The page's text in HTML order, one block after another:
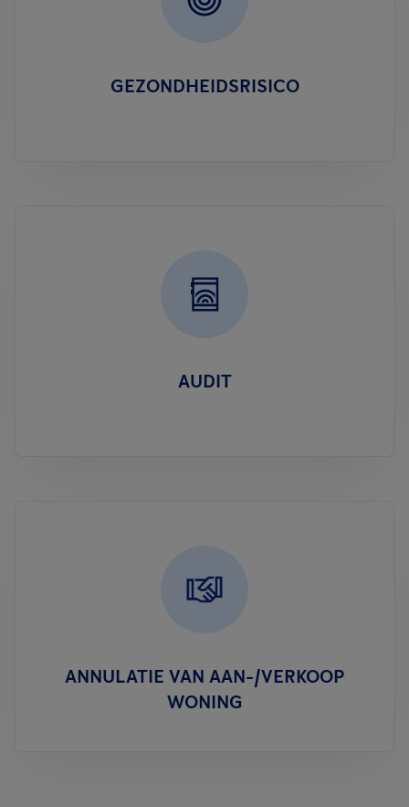
GEZONDHEIDSRISICO
AUDIT
ANNULATIE VAN AAN-/VERKOOP
WONING